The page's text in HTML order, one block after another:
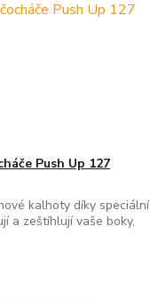
Push Up 127
kalhoty díky speciální
a zeštíhlují vaše boky,